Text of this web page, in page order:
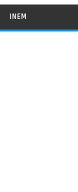
INEM